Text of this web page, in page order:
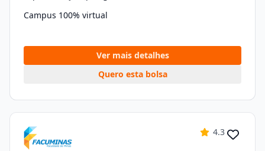
Campus 100% virtual
Ver mais detalhes
Quero esta bolsa
4.3